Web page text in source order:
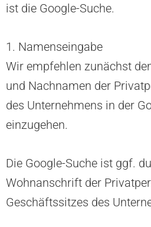
ist die Google-Suche.
1. Namenseingabe
Wir empfehlen zunächst
und Nachnamen der
des Unternehmens in der
einzugehen.
Die Google-Suche ist ggf.
Wohnanschrift der
Geschäftssitzes des